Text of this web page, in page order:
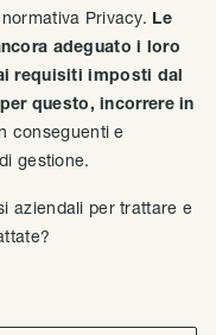
Privacy. Le
adeguato i loro
requisiti imposti dal
questo, incorrere in
conseguenti e
gestione.
aziendali per trattare e